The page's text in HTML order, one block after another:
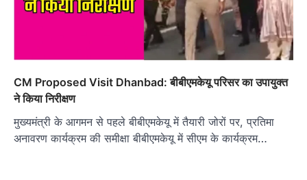
CM Proposed Visit Dhanbad: बीबीएमकेयू परिसर का उपायुक्त
ने किया निरीक्षण
मुख्यमंत्री के आगमन से पहले बीबीएमकेयू में तैयारी जोरों पर, प्रतिमा
अनावरण कार्यक्रम की समीक्षा बीबीएमकेयू में सीएम के कार्यक्रम…